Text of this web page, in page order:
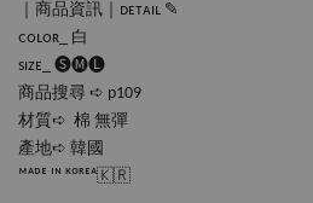
｜商品資訊｜ᴅᴇᴛᴀɪʟ ✎
ᴄᴏʟᴏʀ_ 白
sɪᴢᴇ_ 🅢🅜🅛
商品搜尋 ➪ p109
材質➪  棉 無彈
產地➪ 韓國
ᴹᴬᴰᴱ ᴵᴺ ᴷᴼᴿᴱᴬ🇰🇷